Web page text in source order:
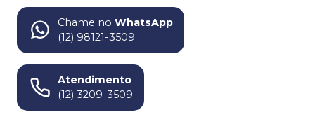
Chame no WhatsApp
(12) 98121-3509
Atendimento
(12) 3209-3509